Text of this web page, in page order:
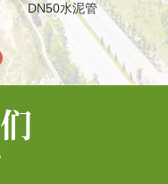
DN50水泥管